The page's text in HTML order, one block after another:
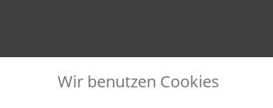
Wir benutzen Cookies